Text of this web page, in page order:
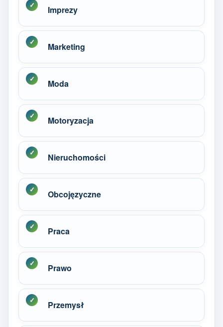
Imprezy
Marketing
Moda
Motoryzacja
Nieruchomości
Obcojęzyczne
Praca
Prawo
Przemysł